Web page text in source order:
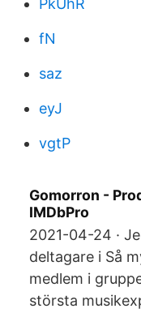
PkUhR
fN
saz
eyJ
vgtP
Gomorron -
IMDbPro
2021-04-24 ·
deltagare i Så
medlem i
största